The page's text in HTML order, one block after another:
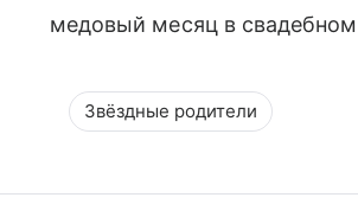
медовый месяц в
Звёздные родители